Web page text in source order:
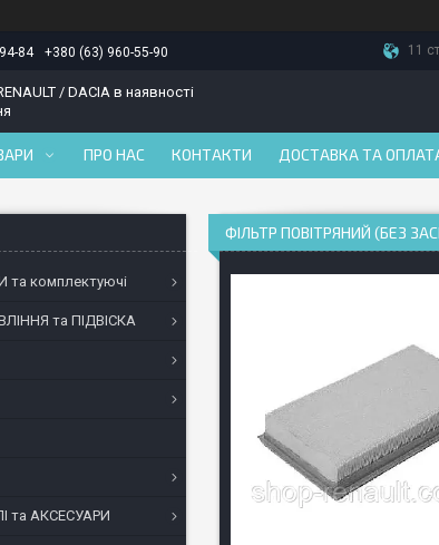
84 +380 (63) 960-55-90 11
/ DACIA в наявності
ПРО НАС КОНТАКТИ ДОСТАВКА ТА
ФІЛЬТР ПОВІТРЯНИЙ (БЕЗ
комплектуючі
та ПІДВІСКА
та АКСЕСУАРИ